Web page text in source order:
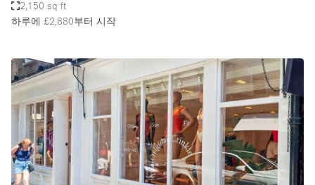
2,150 sq ft
하루에 £2,880부터 시작